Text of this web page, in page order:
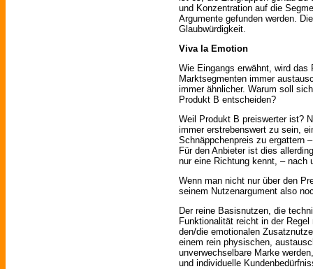
und Konzentration auf die
Argumente gefunden werden.
Glaubwürdigkeit.
Viva la Emotion
Wie Eingangs erwähnt, wird das
Marktsegmenten immer
immer ähnlicher. Warum soll
Produkt B entscheiden?
Weil Produkt B preiswerter ist?
immer erstrebenswert zu sein,
Schnäppchenpreis zu ergattern
Für den Anbieter ist dies
nur eine Richtung kennt, – nach
Wenn man nicht nur über den
seinem Nutzenargument also
Der reine Basisnutzen, die
Funktionalität reicht in der
den/die emotionalen
einem rein physischen,
unverwechselbare Marke
und individuelle